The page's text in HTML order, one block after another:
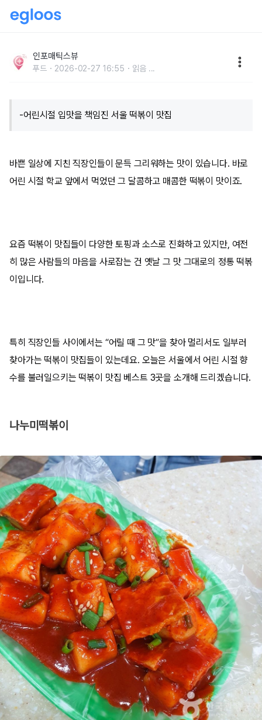
는다는 곳인포매틱스뷰
푸드 2026-02-27 16:55 읽음 ...
-어린시절 입맛을 책임진 서울 떡볶이 맛집
바쁜 일상에 지친 직장인들이 문득 그리워하는 맛이 있습니다. 바로
어린 시절 학교 앞에서 먹었던 그 달콤하고 매콤한 떡볶이 맛이죠.
요즘 떡볶이 맛집들이 다양한 토핑과 소스로 진화하고 있지만, 여전
히 많은 사람들의 마음을 사로잡는 건 옛날 그 맛 그대로의 정통 떡볶
이입니다.
특히 직장인들 사이에서는 “어릴 때 그 맛”을 찾아 멀리서도 일부러
찾아가는 떡볶이 맛집들이 있는데요. 오늘은 서울에서 어린 시절 향
수를 불러일으키는 떡볶이 맛집 베스트 3곳을 소개해 드리겠습니다.
나누미떡볶이